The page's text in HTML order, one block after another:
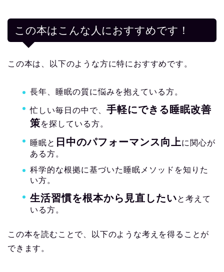
この本はこんな人におすすめです！
この本は、以下のような方に特におすすめです。
長年、睡眠の質に悩みを抱えている方。
忙しい毎日の中で、 手軽にできる睡眠改善
策を探している方。
睡眠と 日中のパフォーマンス向上に関心が
ある方。
科学的な根拠に基づいた睡眠メソッドを知りた
い方。
生活習慣を根本から見直したいと考えて
いる方。
この本を読むことで、以下のような考えを得ることが
できます。